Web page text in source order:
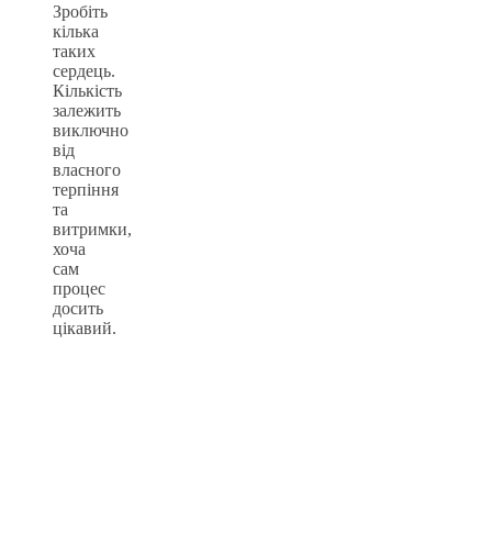
Зробіть
кілька
таких
сердець.
Кількість
залежить
виключно
від
власного
терпіння
та
витримки,
хоча
сам
процес
досить
цікавий.